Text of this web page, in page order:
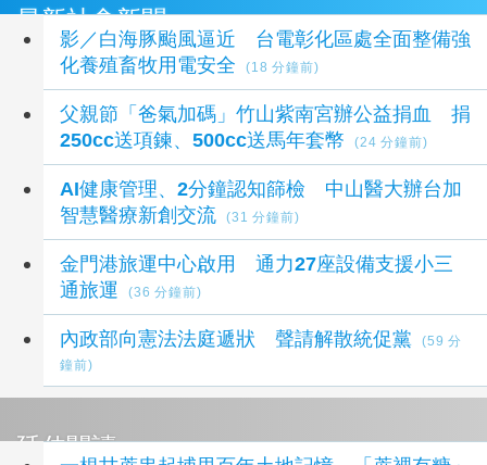
最新社會新聞
影／白海豚颱風逼近 台電彰化區處全面整備強
化養殖畜牧用電安全
(18 分鐘前)
父親節「爸氣加碼」竹山紫南宮辦公益捐血 捐
250cc送項鍊、500cc送馬年套幣
(24 分鐘前)
AI健康管理、2分鐘認知篩檢 中山醫大辦台加
智慧醫療新創交流
(31 分鐘前)
金門港旅運中心啟用 通力27座設備支援小三
通旅運
(36 分鐘前)
內政部向憲法法庭遞狀 聲請解散統促黨
(59 分
鐘前)
延伸閱讀